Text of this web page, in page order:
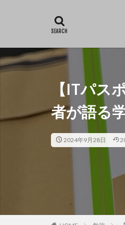
【ITパス
者が語る
2024年9月28日